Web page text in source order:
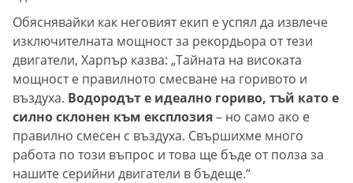
Обяснявайки как неговият екип е успял да извлече
изключителната мощност за рекордьора от тези
двигатели, Харпър казва: „Тайната на високата
мощност е правилното смесване на горивото и
въздуха. Водородът е идеално гориво, тъй като е
силно склонен към експлозия– но само ако е
правилно смесен с въздуха. Свършихме много
работа по този въпрос и това ще бъде от полза за
нашите серийни двигатели в бъдеще.“